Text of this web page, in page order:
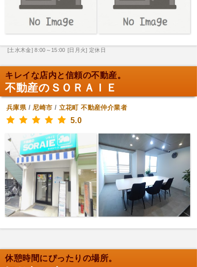
[土水木金] 8:00～15:00 [日月火] 定休日
キレイな店内と信頼の不動産。
不動産のＳＯＲＡＩＥ
兵庫県/ 尼崎市 / 立花町 不動産仲介業者
5.0
休憩時間にぴったりの場所。